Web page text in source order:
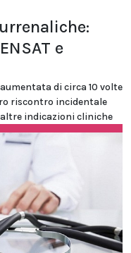
e
di circa 10 volte
riscontro incidentale
indicazioni cliniche